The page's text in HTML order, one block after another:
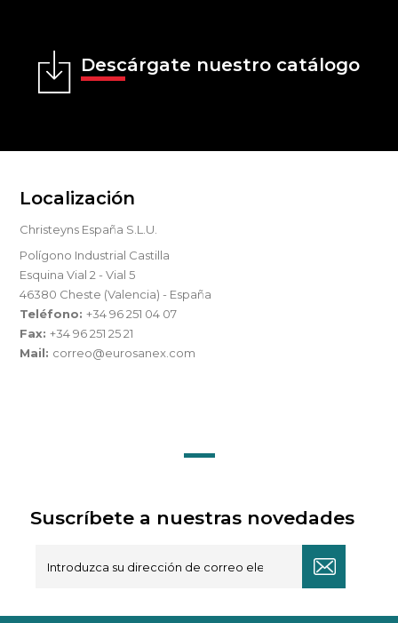
Descárgate nuestro catálogo
Localización
Christeyns España S.L.U.
Polígono Industrial Castilla
Esquina Vial 2 - Vial 5
46380 Cheste (Valencia) - España
Teléfono:+34 96 251 04 07
Fax:+34 96 251 25 21
Mail: correo@eurosanex.com
Suscríbete a nuestras novedades